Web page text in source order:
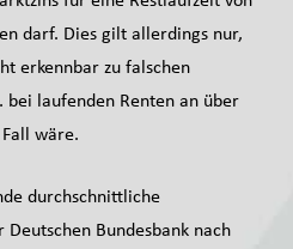
darf. Dies gilt allerdings nur,
erkennbar zu falschen
bei laufenden Renten an über
wäre.
durchschnittliche
Bundesbank nach